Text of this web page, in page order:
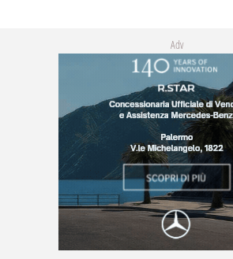
Adv